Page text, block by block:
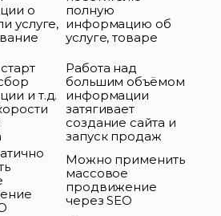
о
услуге,
полную
информацию об
услуге, товаре
и т.д.
Работа над
большим объёмом
информации
затягивает
создание сайта и
запуск продаж
Можно применить
массовое
продвижение
через SEO